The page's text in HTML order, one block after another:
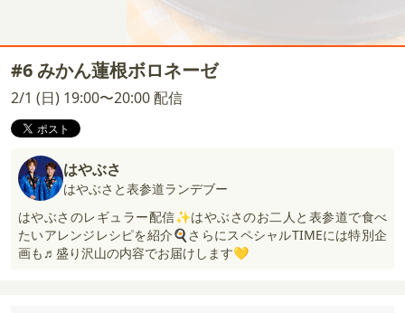
#6 みかん蓮根ボロネーゼ
2/1 (日) 19:00〜20:00 配信
はやぶさ
はやぶさと表参道ランデブー
はやぶさのレギュラー配信✨はやぶさのお二人と表参道で食べ
たいアレンジレシピを紹介🍳さらにスペシャルTIMEには特別企
画も♬盛り沢山の内容でお届けします💛